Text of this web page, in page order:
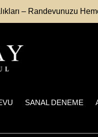
– Randevunuzu
SANAL DENEME